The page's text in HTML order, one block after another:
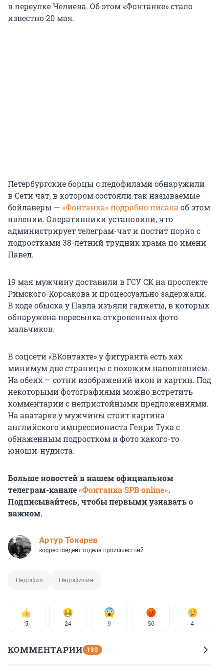
в переулке Челиева. Об этом «Фонтанке» стало
известно 20 мая.
Петербургские борцы с педофилами обнаружили
в Сети чат, в котором состояли так называемые
бойлаверы — «Фонтанка» подробно писала об этом
явлении. Оперативники установили, что
администрирует телеграм-чат и постит порно с
подростками 38-летний трудник храма по имени
Павел.
19 мая мужчину доставили в ГСУ СК на проспекте
Римского-Корсакова и процессуально задержали.
В ходе обыска у Павла изъяли гаджеты, в которых
обнаружена пересылка откровенных фото
мальчиков.
В соцсети «ВКонтакте» у фигуранта есть как
минимум две страницы с похожим наполнением.
На обеих — сотни изображений икон и картин. Под
некоторыми фотографиями можно встретить
комментарии с непристойными предложениями.
На аватарке у мужчины стоит картина
английского импрессиониста Генри Тука с
обнаженным подростком и фото какого-то
юноши-нудиста.
Больше новостей в нашем официальном
телеграм-канале«Фонтанка SPB online».
Подписывайтесь, чтобы первыми узнавать о
важном.
Артур Токарев
корреспондент отдела происшествий
Педофил Педофилия
5 24 9 50 4
КОММЕНТАРИИ 130